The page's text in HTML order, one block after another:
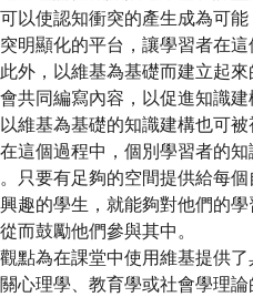
以使認知衝突的產生成為可
明顯化的平台，讓學習者在
外，以維基為基礎而建立起
會共同編寫內容，以促進知識
維基為基礎的知識建構也可
這個過程中，個別學習者的
只要有足夠的空間提供給每
趣的學生，就能夠對他們的
而鼓勵他們參與其中。
點為在課堂中使用維基提供
心理學、教育學或社會學理